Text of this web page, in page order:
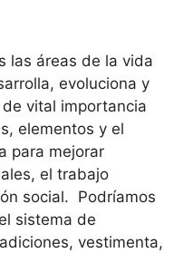
las áreas de la vida
evoluciona y
vital importancia
elementos y el
para mejorar
el trabajo
social. Podríamos
sistema de
vestimenta,